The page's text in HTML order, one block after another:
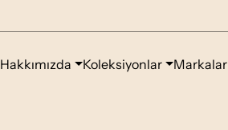
Hakkımızda Koleksiyonlar Markalar